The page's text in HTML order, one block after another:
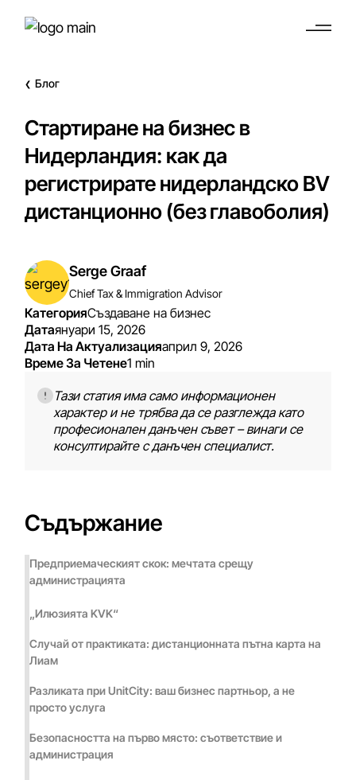
❮ Блог
Стартиране на бизнес в
Нидерландия: как да
регистрирате нидерландско BV
дистанционно (без главоболия)
Serge Graaf
Chief Tax & Immigration Advisor
КатегорияСъздаване на бизнес
Датаянуари 15, 2026
Дата На Актуализацияаприл 9, 2026
Време За Четене1 min
Тази статия има само информационен
характер и не трябва да се разглежда като
професионален данъчен съвет – винаги се
консултирайте с данъчен специалист.
Съдържание
Предприемаческият скок: мечтата срещу
администрацията
„Илюзията KVK“
Случай от практиката: дистанционната пътна карта на
Лиам
Разликата при UnitCity: ваш бизнес партньор, а не
просто услуга
Безопасността на първо място: съответствие и
администрация